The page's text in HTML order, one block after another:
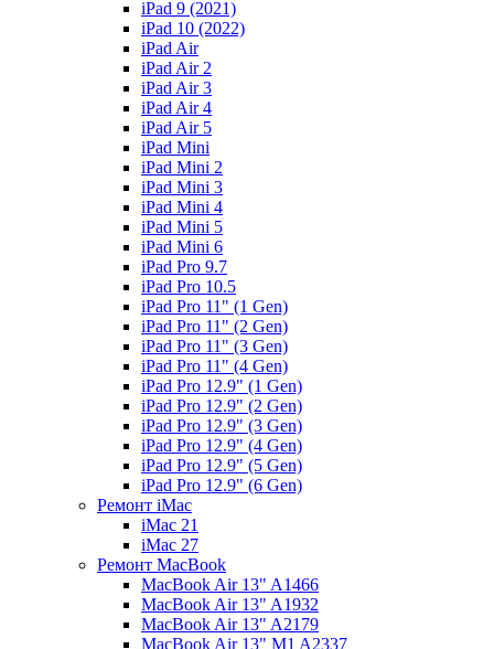
iPad 9 (2021)
iPad 10 (2022)
iPad Air
iPad Air 2
iPad Air 3
iPad Air 4
iPad Air 5
iPad Mini
iPad Mini 2
iPad Mini 3
iPad Mini 4
iPad Mini 5
iPad Mini 6
iPad Pro 9.7
iPad Pro 10.5
iPad Pro 11" (1 Gen)
iPad Pro 11" (2 Gen)
iPad Pro 11" (3 Gen)
iPad Pro 11" (4 Gen)
iPad Pro 12.9" (1 Gen)
iPad Pro 12.9" (2 Gen)
iPad Pro 12.9" (3 Gen)
iPad Pro 12.9" (4 Gen)
iPad Pro 12.9" (5 Gen)
iPad Pro 12.9" (6 Gen)
Ремонт iMac
iMac 21
iMac 27
Ремонт MacBook
MacBook Air 13" A1466
MacBook Air 13" A1932
MacBook Air 13" A2179
MacBook Air 13" M1 A2337